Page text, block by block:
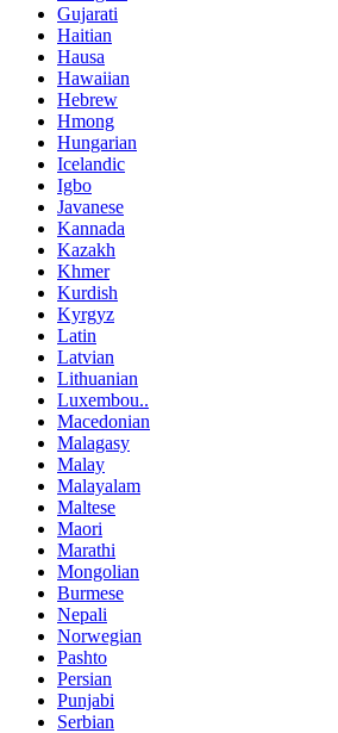
Gujarati
Haitian
Hausa
Hawaiian
Hebrew
Hmong
Hungarian
Icelandic
Igbo
Javanese
Kannada
Kazakh
Khmer
Kurdish
Kyrgyz
Latin
Latvian
Lithuanian
Luxembou..
Macedonian
Malagasy
Malay
Malayalam
Maltese
Maori
Marathi
Mongolian
Burmese
Nepali
Norwegian
Pashto
Persian
Punjabi
Serbian